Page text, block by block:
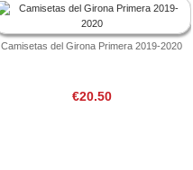
Camisetas del Girona Primera 2019-2020
€20.50